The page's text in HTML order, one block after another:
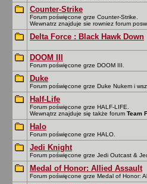
Counter-Strike
Forum poświęcone grze Counter-Strike.
Wewnatrz znajduje sie rowniez forum
Delta Force : Black Hawk Down
DOOM III
Forum poświęcone grze DOOM III.
Duke
Forum poświęcone grze Duke Nukem i
Half-Life
Forum poświęcone grze HALF-LIFE.
Wewnątrz znajduje się także forum Team
Halo
Forum poświęcone grze HALO.
Jedi Knight
Forum poświęcone grze Jedi Outcast &
Medal of Honor: Allied Assault
Forum poświęcone grze Medal of Honor: